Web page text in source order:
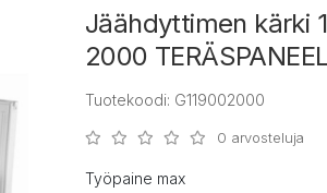
Jäähdyttimen kärki
2000
Tuotekoodi: G119002000
0 arvosteluja
Työpaine max